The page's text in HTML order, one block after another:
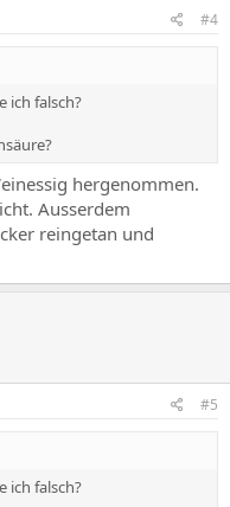
#4
ich falsch?
hergenommen.
Ausserdem
reingetan und
#5
ich falsch?